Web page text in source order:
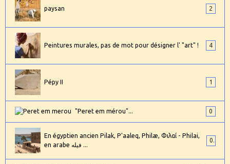
paysan 2
Peintures murales, pas de mot pour désigner l' "art" ! 4
Pépy II 1
"Peret em mérou"... 0
En égyptien ancien Pilak, P'aaleq, Philæ, Φιλαί - Philai,
en arabe فيله ...
0